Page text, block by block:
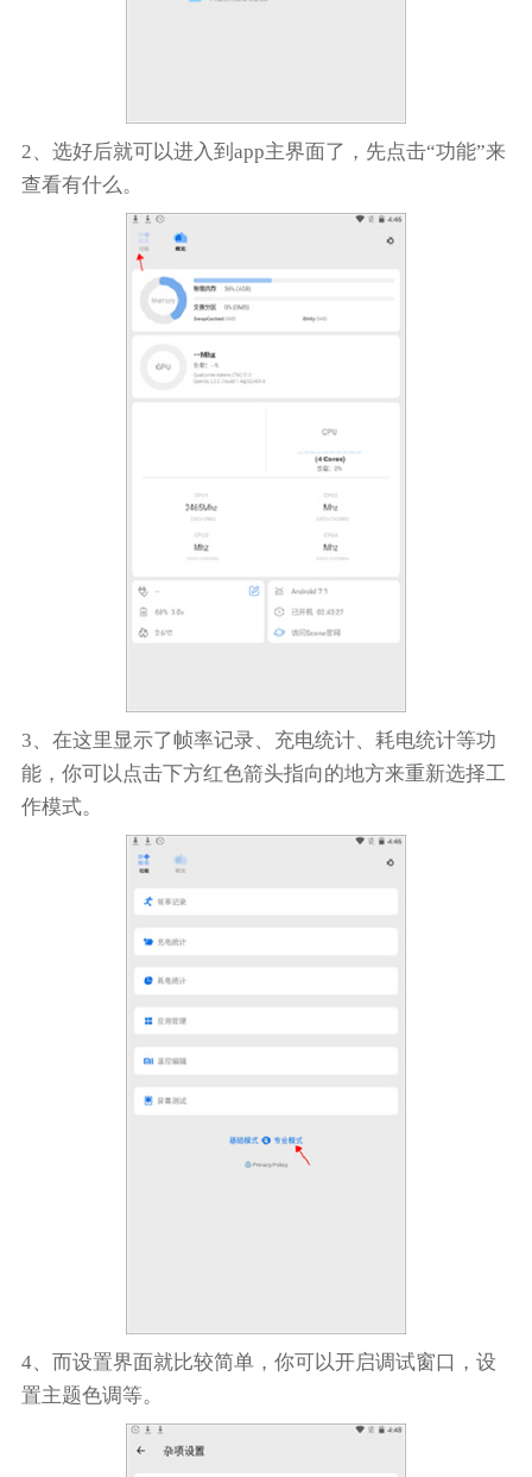
2、选好后就可以进入到app主界面了，先点击“功能”来
查看有什么。
3、在这里显示了帧率记录、充电统计、耗电统计等功
能，你可以点击下方红色箭头指向的地方来重新选择工
作模式。
4、而设置界面就比较简单，你可以开启调试窗口，设
置主题色调等。